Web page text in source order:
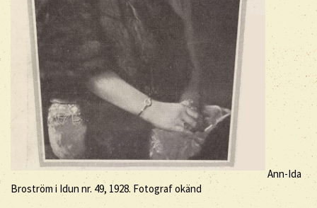
Ann-Ida
Broström i Idun nr. 49, 1928. Fotograf okänd